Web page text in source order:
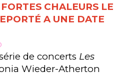
CHALEURS LE
A UNE DATE
de concerts Les
Wieder-Atherton